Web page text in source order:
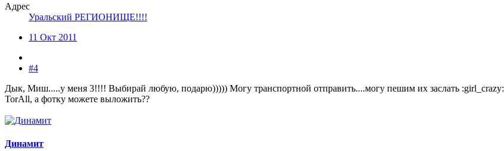
Адрес
Уральский РЕГИОНИЩЕ!!!!
11 Окт 2011
#4
Дык, Миш.....у меня 3!!!! Выбирай любую, подарю))))) Могу транспортной отправить....могу пешим их заслать :girl_crazy:
TorAll, а фотку можете выложить??
Динамит